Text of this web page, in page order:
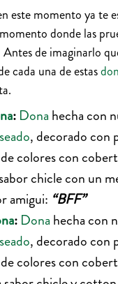
este momento ya te
donde las
Antes de imaginarlo
cada una de estas
: Dona hecha con
, decorado con
colores con
chicle con un
amigui: “BFF”
: Dona hecha con
, decorado con
colores con